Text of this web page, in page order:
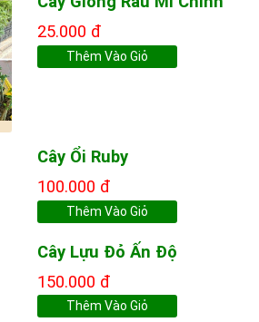
25.000 đ
Thêm Vào Giỏ
Cây Ổi Ruby
100.000 đ
Thêm Vào Giỏ
Cây Lựu Đỏ Ấn Độ